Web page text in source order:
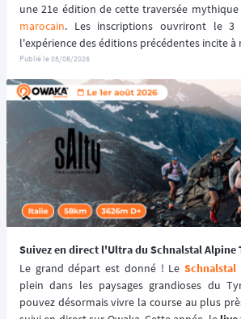
une 21e édition de cette traversée mythique
marocain. Les inscriptions ouvriront le 3
l'expérience des éditions précédentes incite
le tarif early bird, réservé aux 100 premiers
quelques heures les années passées.
Publié le05/08/2026
Suivez en direct l'Ultra du Schnalstal Alpine
Le grand départ est donné ! Le
plein dans les paysages grandioses du
pouvez désormais vivre la course au plus